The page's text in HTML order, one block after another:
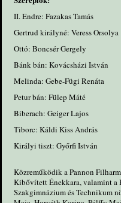
II. Endre: Fazakas Tamás
Gertrud királyné: Veress Orsolya
Ottó: Boncsér Gergely
Bánk bán: Kovácsházi István
Melinda: Gebe-Fügi Renáta
Petur bán: Fülep Máté
Biberach: Geiger Lajos
Tiborc: Káldi Kiss András
Királyi tiszt: Győrfi István
Közreműködik a Pannon
Kibővített Énekkara, valamint a
Szakgimnázium és Technikum